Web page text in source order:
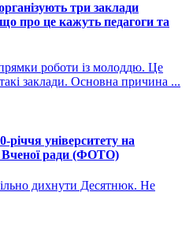
три заклади
про це кажуть педагоги та
роботи із молоддю. Це
заклади. Основна причина ...
університету на
Вченої ради (ФОТО)
дихнути Десятнюк. Не